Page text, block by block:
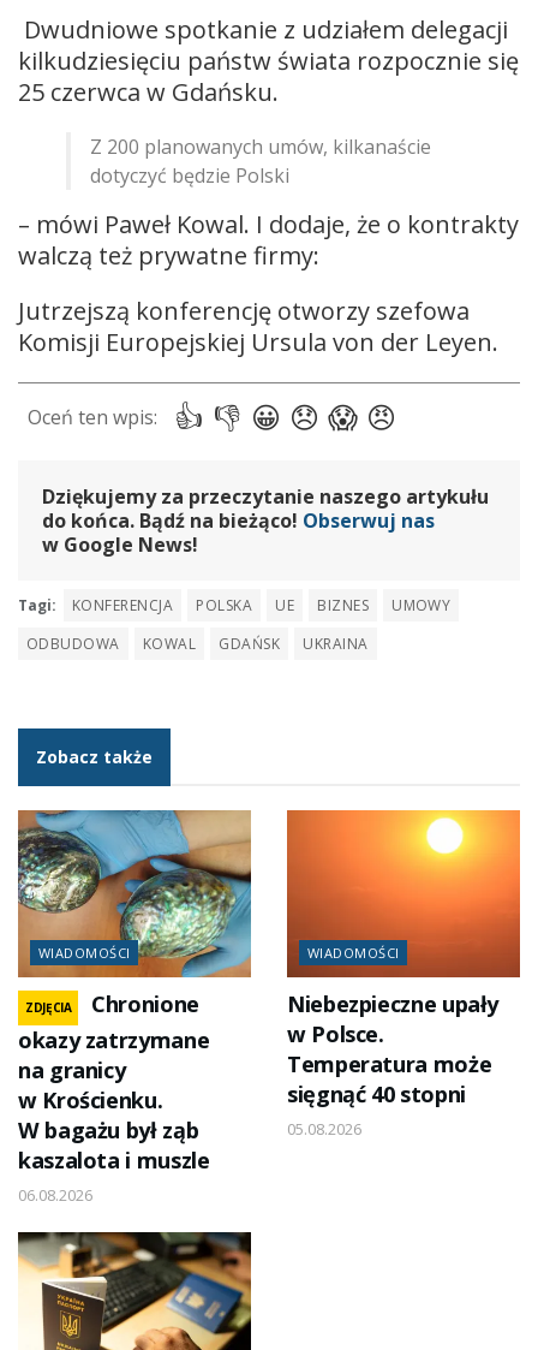
Dwudniowe spotkanie z udziałem delegacji
kilkudziesięciu państw świata rozpocznie się
25 czerwca w Gdańsku.
Z 200 planowanych umów, kilkanaście
dotyczyć będzie Polski
– mówi Paweł Kowal. I dodaje, że o kontrakty
walczą też prywatne firmy:
Jutrzejszą konferencję otworzy szefowa
Komisji Europejskiej Ursula von der Leyen.
Dziękujemy za przeczytanie naszego artykułu
do końca. Bądź na bieżąco! Obserwuj nas
w Google News!
Tagi: KONFERENCJA POLSKA UE BIZNES
UMOWY
ODBUDOWA
KOWAL GDAŃSK UKRAINA
Zobacz także
WIADOMOŚCI
ZDJĘCIA
Chronione
okazy zatrzymane
na granicy
w Krościenku.
W bagażu był ząb
kaszalota i muszle
06.08.2026
WIADOMOŚCI
Niebezpieczne upały
w Polsce.
Temperatura może
sięgnąć 40 stopni
05.08.2026